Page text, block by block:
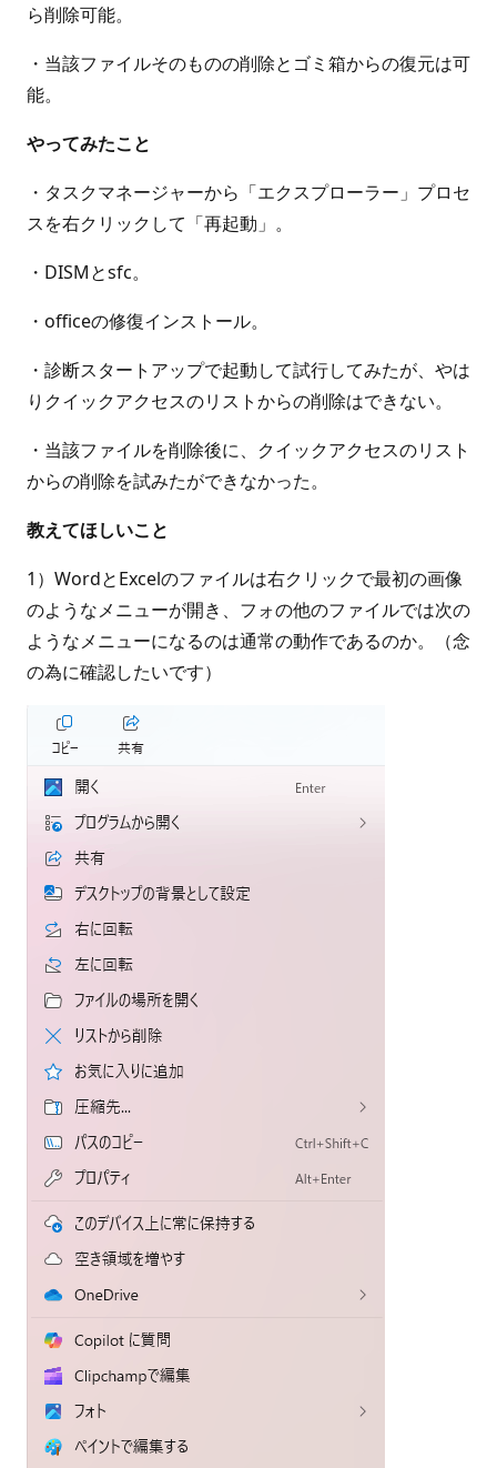
ら削除可能。
・当該ファイルそのものの削除とゴミ箱からの復元は可
能。
やってみたこと
・タスクマネージャーから「エクスプローラー」プロセ
スを右クリックして「再起動」。
・DISMとsfc。
・officeの修復インストール。
・診断スタートアップで起動して試行してみたが、やは
りクイックアクセスのリストからの削除はできない。
・当該ファイルを削除後に、クイックアクセスのリスト
からの削除を試みたができなかった。
教えてほしいこと
1）WordとExcelのファイルは右クリックで最初の画像
のようなメニューが開き、フォの他のファイルでは次の
ようなメニューになるのは通常の動作であるのか。（念
の為に確認したいです）